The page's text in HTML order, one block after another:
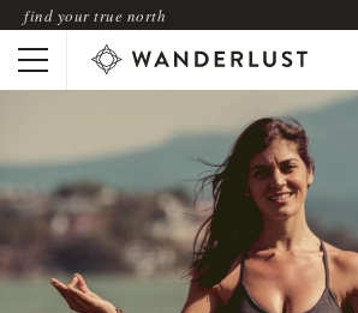
find your true north